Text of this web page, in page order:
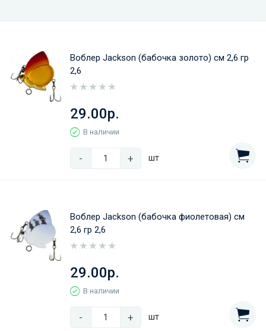
Воблер Jackson (бабочка золото) см 2,6 гр
2,6
29.00р.
В наличии
- + шт
Воблер Jackson (бабочка фиолетовая) см
2,6 гр 2,6
29.00р.
В наличии
- + шт